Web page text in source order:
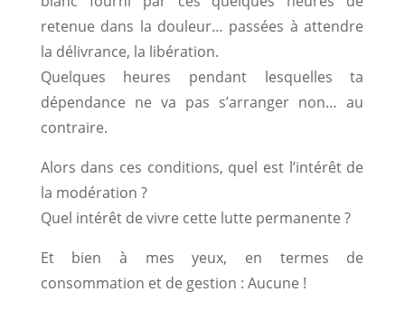
retenue dans la douleur… passées à attendre
la délivrance, la libération.
Quelques heures pendant lesquelles ta
dépendance ne va pas s’arranger non… au
contraire.
Alors dans ces conditions, quel est l’intérêt de
la modération ?
Quel intérêt de vivre cette lutte permanente ?
Et bien à mes yeux, en termes de
consommation et de gestion : Aucune !